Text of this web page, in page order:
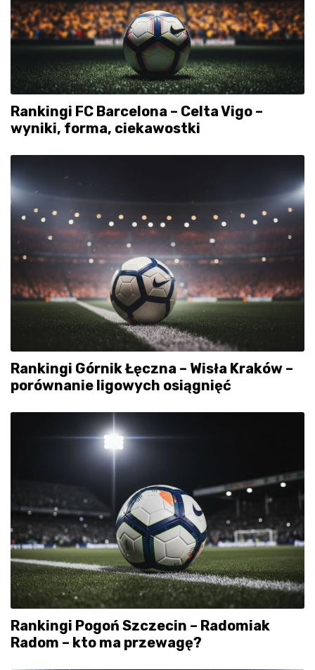
Rankingi FC Barcelona – Celta Vigo –
wyniki, forma, ciekawostki
Rankingi Górnik Łęczna – Wisła Kraków –
porównanie ligowych osiągnięć
Rankingi Pogoń Szczecin – Radomiak
Radom – kto ma przewagę?